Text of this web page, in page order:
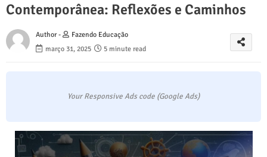
Contemporânea: Reflexões e Caminhos
Author -
Fazendo Educação
março 31, 2025
5 minute read
Your Responsive Ads code (Google Ads)